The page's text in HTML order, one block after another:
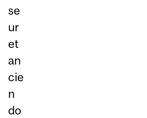
se
ur
et
an
cie
n
do